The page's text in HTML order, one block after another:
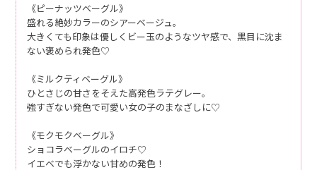
《ピーナッツベーグル》
盛れる絶妙カラーのシアーベージュ。
大きくても印象は優しくビー玉のようなツヤ感で、黒目に沈ま
ない褒められ発色♡
《ミルクティベーグル》
ひとさじの甘さをそえた高発色ラテグレー。
強すぎない発色で可愛い女の子のまなざしに♡
《モクモクベーグル》
ショコラベーグルのイロチ♡
イエベでも浮かない甘めの発色！